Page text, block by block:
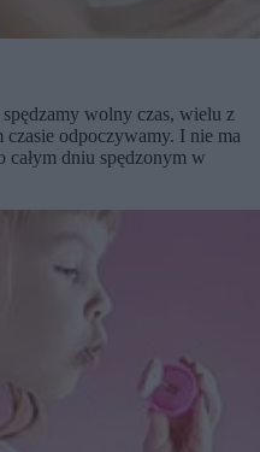
wolny czas, wielu z
odpoczywamy. I nie ma
dniu spędzonym w